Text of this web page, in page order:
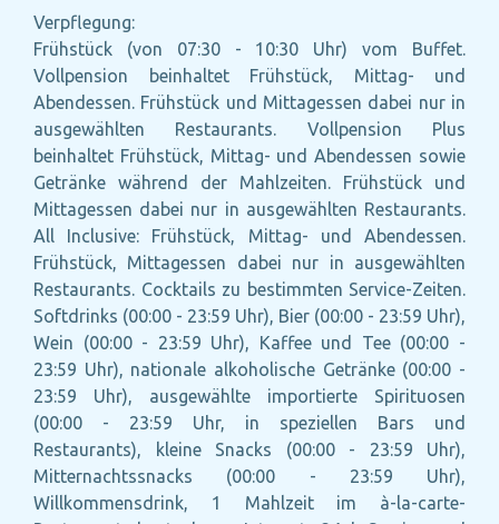
Verpflegung:
Frühstück (von 07:30 - 10:30 Uhr) vom Buffet.
Vollpension beinhaltet Frühstück, Mittag- und
Abendessen. Frühstück und Mittagessen dabei nur in
ausgewählten Restaurants. Vollpension Plus
beinhaltet Frühstück, Mittag- und Abendessen sowie
Getränke während der Mahlzeiten. Frühstück und
Mittagessen dabei nur in ausgewählten Restaurants.
All Inclusive: Frühstück, Mittag- und Abendessen.
Frühstück, Mittagessen dabei nur in ausgewählten
Restaurants. Cocktails zu bestimmten Service-Zeiten.
Softdrinks (00:00 - 23:59 Uhr), Bier (00:00 - 23:59 Uhr),
Wein (00:00 - 23:59 Uhr), Kaffee und Tee (00:00 -
23:59 Uhr), nationale alkoholische Getränke (00:00 -
23:59 Uhr), ausgewählte importierte Spirituosen
(00:00 - 23:59 Uhr, in speziellen Bars und
Restaurants), kleine Snacks (00:00 - 23:59 Uhr),
Mitternachtssnacks (00:00 - 23:59 Uhr),
Willkommensdrink, 1 Mahlzeit im à-la-carte-